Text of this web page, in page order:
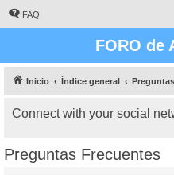
FAQ
FORO de
Inicio Índice general
Connect with your social
Preguntas Frecuentes